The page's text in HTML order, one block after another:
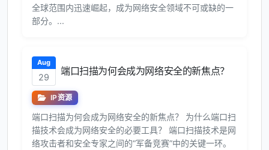
全球范围内迅速崛起，成为网络安全领域不可或缺的一
部分。...
Aug
29
端口扫描为何会成为网络安全的新焦点？
IP资源
端口扫描为何会成为网络安全的新焦点？ 为什么端口扫
描技术会成为网络安全的必要工具？ 端口扫描技术是网
络攻击者和安全专家之间的“军备竞赛”中的关键一环。